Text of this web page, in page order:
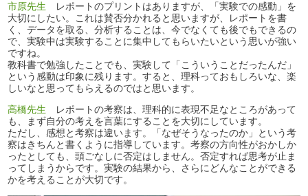
市原先生 レポートのプリントはありますが、「実験での感動」を
大切にしたい。これは賛否分かれると思いますが、レポートを書
く、データを取る、分析することは、今でなくても後でもできるの
で、実験中は実験することに集中してもらいたいという思いが強い
ですね。
教科書で勉強したことでも、実験して「こういうことだったんだ」
という感動は印象に残ります。すると、理科っておもしろいな、楽
しいなと思ってもらえるのではと思います。
高橋先生 レポートの考察は、理科的に表現不足なところがあって
も、まず自分の考えを言葉にすることを大切にしています。
ただし、感想と考察は違います。「なぜそうなったのか」という考
察はきちんと書くように指導しています。考察の方向性がおかしか
ったとしても、頭ごなしに否定はしません。否定すれば思考が止ま
ってしまうからです。実験の結果から、さらにどんなことができる
かを考えることが大切です。